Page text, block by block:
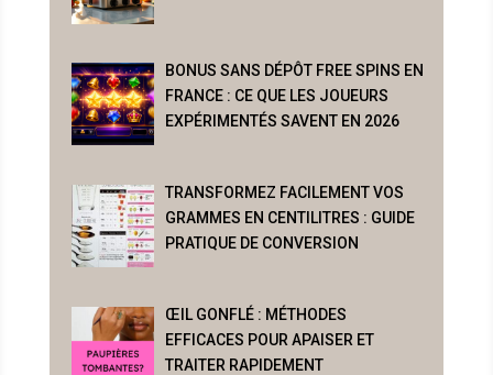
BONUS SANS DÉPÔT FREE SPINS EN
FRANCE : CE QUE LES JOUEURS
EXPÉRIMENTÉS SAVENT EN 2026
TRANSFORMEZ FACILEMENT VOS
GRAMMES EN CENTILITRES : GUIDE
PRATIQUE DE CONVERSION
ŒIL GONFLÉ : MÉTHODES
EFFICACES POUR APAISER ET
TRAITER RAPIDEMENT